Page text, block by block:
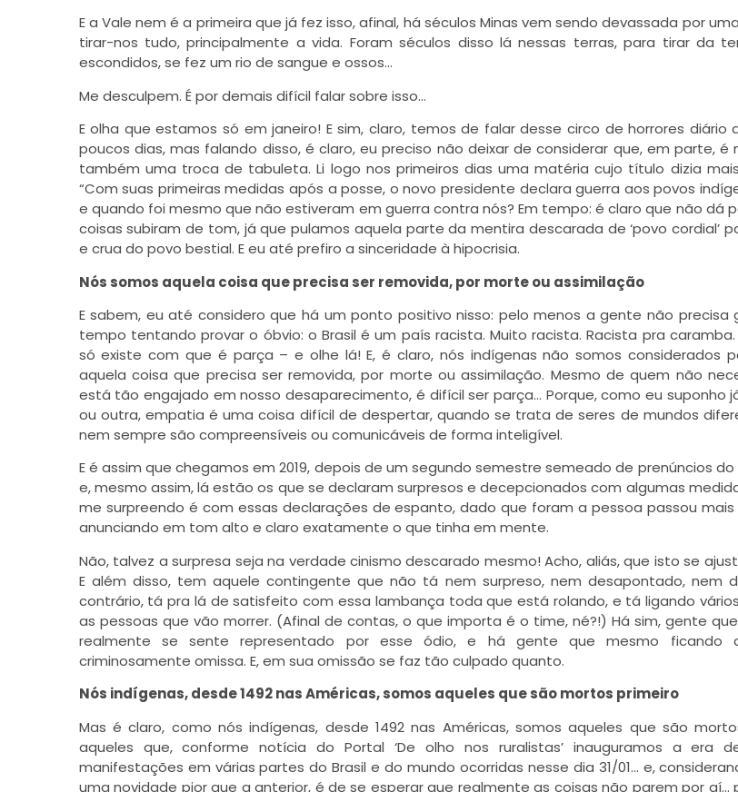
E a Vale nem é a primeira que já fez isso, afinal, há séculos Minas vem sendo devassada por
tirar-nos tudo, principalmente a vida. Foram séculos disso lá nessas terras, para tirar da
escondidos, se fez um rio de sangue e ossos…
Me desculpem. É por demais difícil falar sobre isso…
E olha que estamos só em janeiro! E sim, claro, temos de falar desse circo de horrores diário
poucos dias, mas falando disso, é claro, eu preciso não deixar de considerar que, em parte,
também uma troca de tabuleta. Li logo nos primeiros dias uma matéria cujo título dizia
“Com suas primeiras medidas após a posse, o novo presidente declara guerra aos povos
e quando foi mesmo que não estiveram em guerra contra nós? Em tempo: é claro que não dá
coisas subiram de tom, já que pulamos aquela parte da mentira descarada de ‘povo cordial’
e crua do povo bestial. E eu até prefiro a sinceridade à hipocrisia.
Nós somos aquela coisa que precisa ser removida, por morte ou assimilação
E sabem, eu até considero que há um ponto positivo nisso: pelo menos a gente não
tempo tentando provar o óbvio: o Brasil é um país racista. Muito racista. Racista pra
só existe com que é parça – e olhe lá! E, é claro, nós indígenas não somos considerados
aquela coisa que precisa ser removida, por morte ou assimilação. Mesmo de quem não
está tão engajado em nosso desaparecimento, é difícil ser parça… Porque, como eu suponho
ou outra, empatia é uma coisa difícil de despertar, quando se trata de seres de mundos
nem sempre são compreensíveis ou comunicáveis de forma inteligível.
E é assim que chegamos em 2019, depois de um segundo semestre semeado de prenúncios
e, mesmo assim, lá estão os que se declaram surpresos e decepcionados com algumas
me surpreendo é com essas declarações de espanto, dado que foram a pessoa passou
anunciando em tom alto e claro exatamente o que tinha em mente.
Não, talvez a surpresa seja na verdade cinismo descarado mesmo! Acho, aliás, que isto se
E além disso, tem aquele contingente que não tá nem surpreso, nem desapontado, nem
contrário, tá pra lá de satisfeito com essa lambança toda que está rolando, e tá ligando
as pessoas que vão morrer. (Afinal de contas, o que importa é o time, né?!) Há sim, gente
realmente se sente representado por esse ódio, e há gente que mesmo ficando
criminosamente omissa. E, em sua omissão se faz tão culpado quanto.
Nós indígenas, desde 1492 nas Américas, somos aqueles que são mortos primeiro
Mas é claro, como nós indígenas, desde 1492 nas Américas, somos aqueles que são
aqueles que, conforme notícia do Portal ‘De olho nos ruralistas’ inauguramos a era
manifestações em várias partes do Brasil e do mundo ocorridas nesse dia 31/01… e,
uma novidade pior que a anterior, é de se esperar que realmente as coisas não parem por aí…